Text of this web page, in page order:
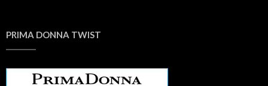
PRIMA DONNA TWIST